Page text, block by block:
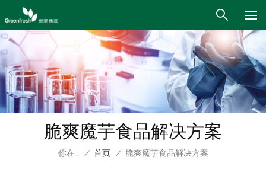
脆爽魔芋食品解决方案
你在 : / 首页 / 脆爽魔芋食品解决方案